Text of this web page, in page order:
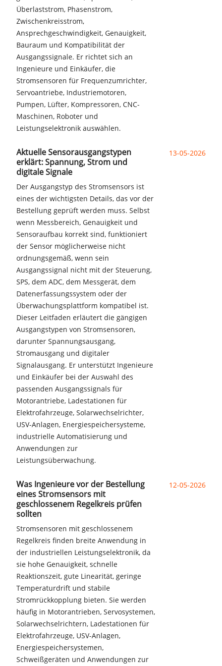
Überlaststrom, Phasenstrom,
Zwischenkreisstrom,
Ansprechgeschwindigkeit, Genauigkeit,
Bauraum und Kompatibilität der
Ausgangssignale. Er richtet sich an
Ingenieure und Einkäufer, die
Stromsensoren für Frequenzumrichter,
Servoantriebe, Industriemotoren,
Pumpen, Lüfter, Kompressoren, CNC-
Maschinen, Roboter und
Leistungselektronik auswählen.
13-05-2026
Aktuelle Sensorausgangstypen
erklärt: Spannung, Strom und
digitale Signale
Der Ausgangstyp des Stromsensors ist
eines der wichtigsten Details, das vor der
Bestellung geprüft werden muss. Selbst
wenn Messbereich, Genauigkeit und
Sensoraufbau korrekt sind, funktioniert
der Sensor möglicherweise nicht
ordnungsgemäß, wenn sein
Ausgangssignal nicht mit der Steuerung,
SPS, dem ADC, dem Messgerät, dem
Datenerfassungssystem oder der
Überwachungsplattform kompatibel ist.
Dieser Leitfaden erläutert die gängigen
Ausgangstypen von Stromsensoren,
darunter Spannungsausgang,
Stromausgang und digitaler
Signalausgang. Er unterstützt Ingenieure
und Einkäufer bei der Auswahl des
passenden Ausgangssignals für
Motorantriebe, Ladestationen für
Elektrofahrzeuge, Solarwechselrichter,
USV-Anlagen, Energiespeichersysteme,
industrielle Automatisierung und
Anwendungen zur
Leistungsüberwachung.
12-05-2026
Was Ingenieure vor der Bestellung
eines Stromsensors mit
geschlossenem Regelkreis prüfen
sollten
Stromsensoren mit geschlossenem
Regelkreis finden breite Anwendung in
der industriellen Leistungselektronik, da
sie hohe Genauigkeit, schnelle
Reaktionszeit, gute Linearität, geringe
Temperaturdrift und stabile
Stromrückkopplung bieten. Sie werden
häufig in Motorantrieben, Servosystemen,
Solarwechselrichtern, Ladestationen für
Elektrofahrzeuge, USV-Anlagen,
Energiespeichersystemen,
Schweißgeräten und Anwendungen zur